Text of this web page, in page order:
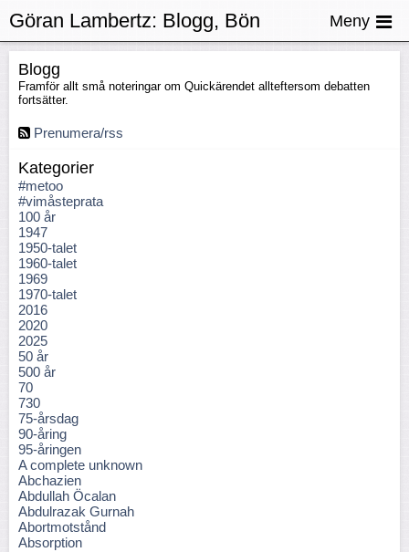
Blogg
Framför allt små noteringar om Quickärendet allteftersom debatten
fortsätter.
Prenumera/rss
Kategorier
#metoo
#vimåsteprata
100 år
1947
1950-talet
1960-talet
1969
1970-talet
2016
2020
2025
50 år
500 år
70
730
75-årsdag
90-åring
95-åringen
A complete unknown
Abchazien
Abdullah Öcalan
Abdulrazak Gurnah
Abortmotstånd
Absorption
Göran Lambertz: Blogg, Bön Meny